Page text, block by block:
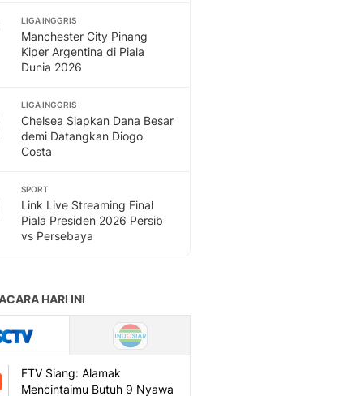
LIGA INGGRIS
Manchester City Pinang
Kiper Argentina di Piala
Dunia 2026
LIGA INGGRIS
Chelsea Siapkan Dana Besar
demi Datangkan Diogo
Costa
SPORT
Link Live Streaming Final
Piala Presiden 2026 Persib
vs Persebaya